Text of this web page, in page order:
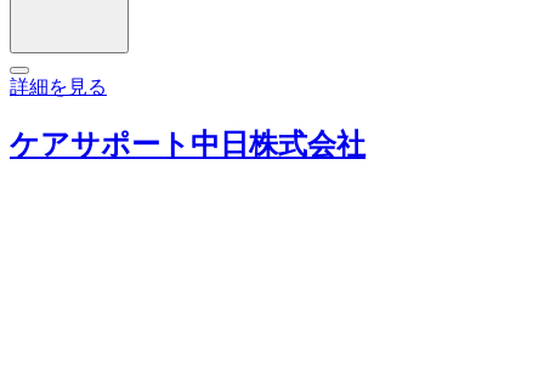
詳細を見る
ケアサポート中日株式会社